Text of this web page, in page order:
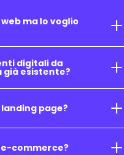
ma lo voglio
digitali da
esistente?
page?
e-commerce?